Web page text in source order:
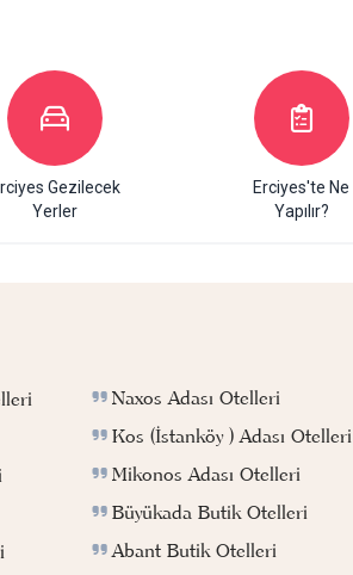
Gezilecek
Yerler
Erciyes'te Ne
Yapılır?
Naxos Adası Otelleri
Kos (İstanköy ) Adası Otelleri
Mikonos Adası Otelleri
Büyükada Butik Otelleri
Abant Butik Otelleri